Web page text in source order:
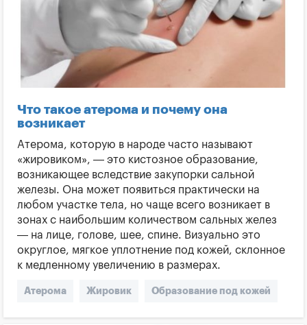
Что такое атерома и почему она
возникает
Атерома, которую в народе часто называют
«жировиком», — это кистозное образование,
возникающее вследствие закупорки сальной
железы. Она может появиться практически на
любом участке тела, но чаще всего возникает в
зонах с наибольшим количеством сальных желез
— на лице, голове, шее, спине. Визуально это
округлое, мягкое уплотнение под кожей, склонное
к медленному увеличению в размерах.
Атерома Жировик Образование под кожей
Сальные железы Как лечить атерому